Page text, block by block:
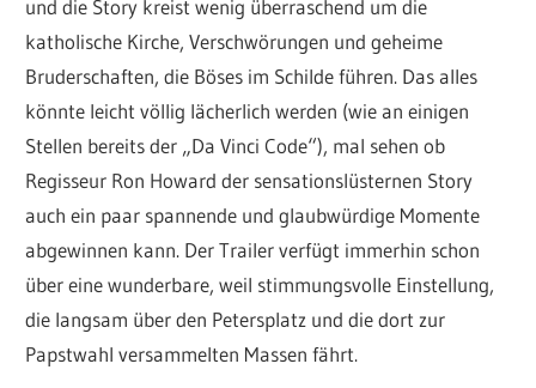
und die Story kreist wenig überraschend um die
katholische Kirche, Verschwörungen und geheime
Bruderschaften, die Böses im Schilde führen. Das alles
könnte leicht völlig lächerlich werden (wie an einigen
Stellen bereits der „Da Vinci Code“), mal sehen ob
Regisseur Ron Howard der sensationslüsternen Story
auch ein paar spannende und glaubwürdige Momente
abgewinnen kann. Der Trailer verfügt immerhin schon
über eine wunderbare, weil stimmungsvolle Einstellung,
die langsam über den Petersplatz und die dort zur
Papstwahl versammelten Massen fährt.